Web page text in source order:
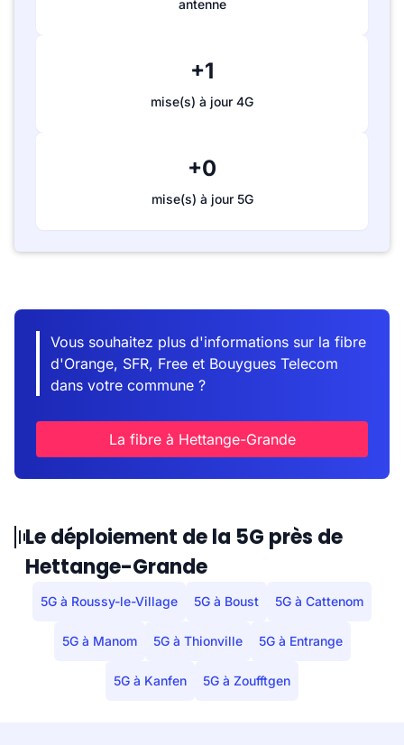
antenne
+1
mise(s) à jour 4G
+0
mise(s) à jour 5G
Vous souhaitez plus d'informations sur la fibre
d'Orange, SFR, Free et Bouygues Telecom
dans votre commune ?
La fibre à Hettange-Grande
Le déploiement de la 5G près de
Hettange-Grande
5G à Roussy-le-Village 5G à Boust 5G à Cattenom
5G à Manom 5G à Thionville 5G à Entrange
5G à Kanfen 5G à Zoufftgen